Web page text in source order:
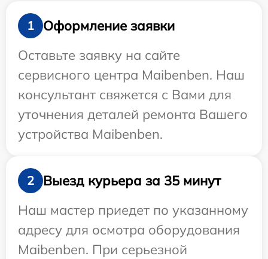
1
Оформление заявки
Оставьте заявку на сайте
сервисного центра Maibenben. Наш
консультант свяжется с Вами для
уточнения деталей ремонта Вашего
устройства Maibenben.
2
Выезд курьера за 35 минут
Наш мастер приедет по указанному
адресу для осмотра оборудования
Maibenben. При серьезной